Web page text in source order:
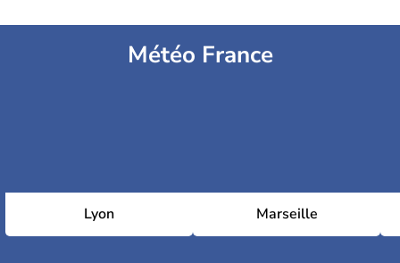
Météo France
Lyon Marseille